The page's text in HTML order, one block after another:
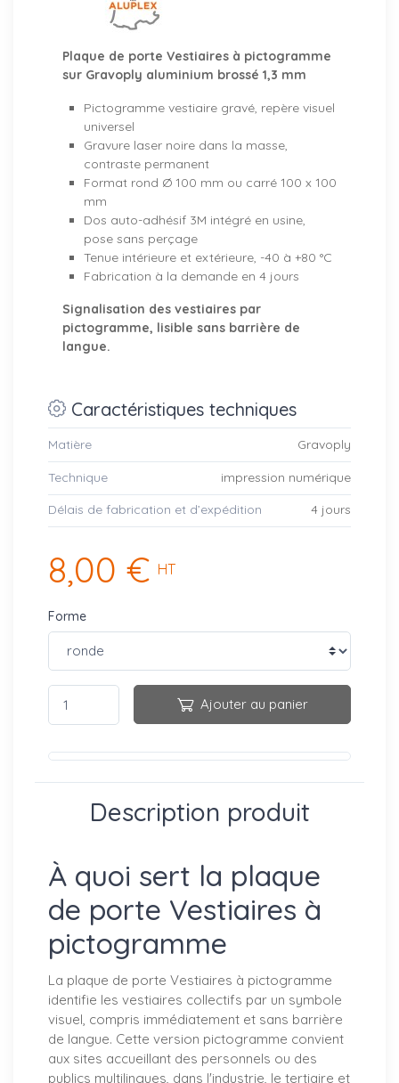
Plaque de porte Vestiaires à pictogramme
sur Gravoply aluminium brossé 1,3 mm
Pictogramme vestiaire gravé, repère visuel
universel
Gravure laser noire dans la masse,
contraste permanent
Format rond Ø 100 mm ou carré 100 x 100
mm
Dos auto-adhésif 3M intégré en usine,
pose sans perçage
Tenue intérieure et extérieure, -40 à +80 °C
Fabrication à la demande en 4 jours
Signalisation des vestiaires par
pictogramme, lisible sans barrière de
langue.
Caractéristiques techniques
Matière Gravoply
Technique impression numérique
Délais de fabrication et d’expédition 4 jours
8,00 € HT
Forme
Ajouter au panier
Description produit
À quoi sert la plaque
de porte Vestiaires à
pictogramme
La plaque de porte Vestiaires à pictogramme
identifie les vestiaires collectifs par un symbole
visuel, compris immédiatement et sans barrière
de langue. Cette version pictogramme convient
aux sites accueillant des personnels ou des
publics multilingues, dans l'industrie, le tertiaire et